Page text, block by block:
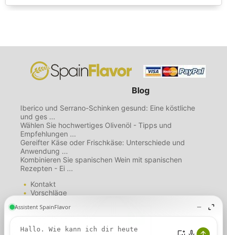
Blog
Iberico und Serrano-Schinken gesund: Eine köstliche
und ges ...
Wählen Sie hochwertiges Olivenöl - Tipps und
Empfehlungen ...
Gereifter Käse oder Frischkäse: Unterschiede und
Anwendung ...
Kombinieren Sie spanischen Wein mit spanischen
Rezepten - Ei ...
Kontakt
Vorschläge
Über uns
Datenschutzbestimmungen
Cookies. Wenn Sie diese Seite
weiterhin nutzen, gehen wir davon